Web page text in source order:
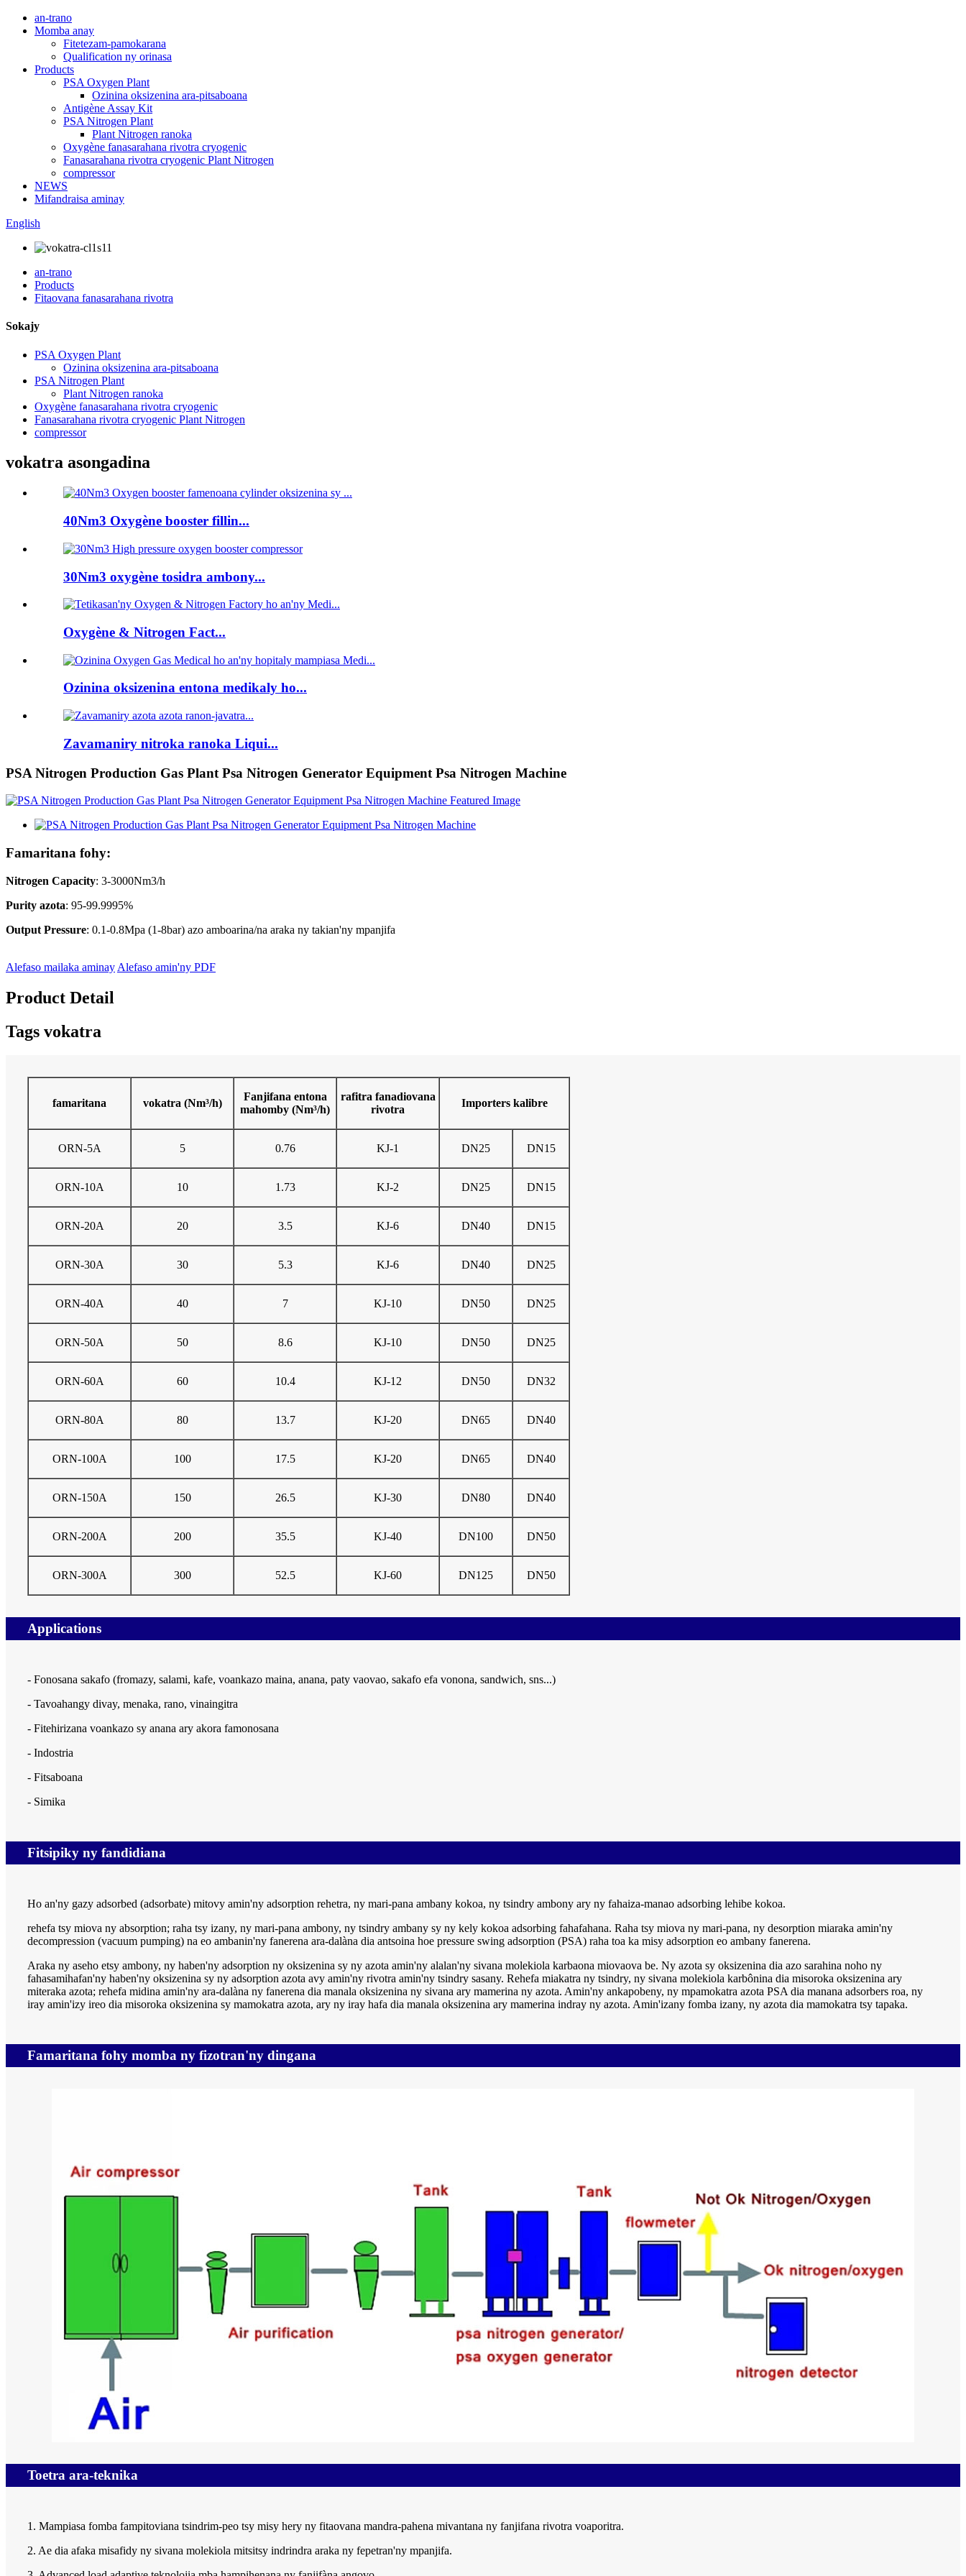
an-trano
Momba anay
Fitetezam-pamokarana
Qualification ny orinasa
Products
PSA Oxygen Plant
Ozinina oksizenina ara-pitsaboana
Antigène Assay Kit
PSA Nitrogen Plant
Plant Nitrogen ranoka
Oxygène fanasarahana rivotra cryogenic
Fanasarahana rivotra cryogenic Plant Nitrogen
compressor
NEWS
Mifandraisa aminay
English
an-trano
Products
Fitaovana fanasarahana rivotra
Sokajy
PSA Oxygen Plant
Ozinina oksizenina ara-pitsaboana
PSA Nitrogen Plant
Plant Nitrogen ranoka
Oxygène fanasarahana rivotra cryogenic
Fanasarahana rivotra cryogenic Plant Nitrogen
compressor
vokatra asongadina
40Nm3 Oxygène booster fillin...
30Nm3 oxygène tosidra ambony...
Oxygène & Nitrogen Fact...
Ozinina oksizenina entona medikaly ho...
Zavamaniry nitroka ranoka Liqui...
PSA Nitrogen Production Gas Plant Psa Nitrogen Generator Equipment Psa Nitrogen Machine
Famaritana fohy:
Nitrogen Capacity: 3-3000Nm3/h
Purity azota: 95-99.9995%
Output Pressure: 0.1-0.8Mpa (1-8bar) azo amboarina/na araka ny takian'ny mpanjifa
Alefaso mailaka aminay Alefaso amin'ny PDF
Product Detail
Tags vokatra
famaritana vokatra (Nm³/h)
Fanjifana entona
mahomby (Nm³/h)
rafitra fanadiovana
rivotra
Importers kalibre
ORN-5A 5 0.76 KJ-1 DN25 DN15
ORN-10A 10 1.73 KJ-2 DN25 DN15
ORN-20A 20 3.5 KJ-6 DN40 DN15
ORN-30A 30 5.3 KJ-6 DN40 DN25
ORN-40A 40 7 KJ-10 DN50 DN25
ORN-50A 50 8.6 KJ-10 DN50 DN25
ORN-60A 60 10.4 KJ-12 DN50 DN32
ORN-80A 80 13.7 KJ-20 DN65 DN40
ORN-100A 100 17.5 KJ-20 DN65 DN40
ORN-150A 150 26.5 KJ-30 DN80 DN40
ORN-200A 200 35.5 KJ-40 DN100 DN50
ORN-300A 300 52.5 KJ-60 DN125 DN50
Applications
- Fonosana sakafo (fromazy, salami, kafe, voankazo maina, anana, paty vaovao, sakafo efa vonona, sandwich, sns...)
- Tavoahangy divay, menaka, rano, vinaingitra
- Fitehirizana voankazo sy anana ary akora famonosana
- Indostria
- Fitsaboana
- Simika
Fitsipiky ny fandidiana
Ho an'ny gazy adsorbed (adsorbate) mitovy amin'ny adsorption rehetra, ny mari-pana ambany kokoa, ny tsindry ambony ary ny fahaiza-manao adsorbing lehibe kokoa.
rehefa tsy miova ny absorption; raha tsy izany, ny mari-pana ambony, ny tsindry ambany sy ny kely kokoa adsorbing fahafahana. Raha tsy miova ny mari-pana, ny desorption miaraka amin'ny
decompression (vacuum pumping) na eo ambanin'ny fanerena ara-dalàna dia antsoina hoe pressure swing adsorption (PSA) raha toa ka misy adsorption eo ambany fanerena.
Araka ny aseho etsy ambony, ny haben'ny adsorption ny oksizenina sy ny azota amin'ny alalan'ny sivana molekiola karbaona miovaova be. Ny azota sy oksizenina dia azo sarahina noho ny
fahasamihafan'ny haben'ny oksizenina sy ny adsorption azota avy amin'ny rivotra amin'ny tsindry sasany. Rehefa miakatra ny tsindry, ny sivana molekiola karbônina dia misoroka oksizenina ary
miteraka azota; rehefa midina amin'ny ara-dalàna ny fanerena dia manala oksizenina ny sivana ary mamerina ny azota. Amin'ny ankapobeny, ny mpamokatra azota PSA dia manana adsorbers roa, ny
iray amin'izy ireo dia misoroka oksizenina sy mamokatra azota, ary ny iray hafa dia manala oksizenina ary mamerina indray ny azota. Amin'izany fomba izany, ny azota dia mamokatra tsy tapaka.
Famaritana fohy momba ny fizotran'ny dingana
Toetra ara-teknika
1. Mampiasa fomba fampitoviana tsindrim-peo tsy misy hery ny fitaovana mandra-pahena mivantana ny fanjifana rivotra voaporitra.
2. Ae dia afaka misafidy ny sivana molekiola mitsitsy indrindra araka ny fepetran'ny mpanjifa.